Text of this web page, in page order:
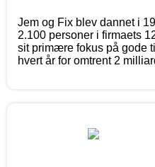
Jem og Fix blev dannet i
2.100 personer i firmaets
sit primære fokus på gode
hvert år for omtrent 2